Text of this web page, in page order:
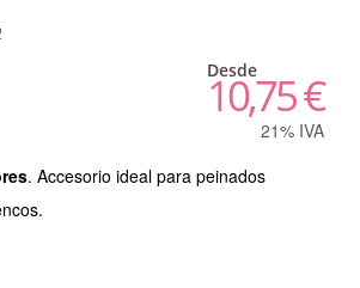
Desde
10,75 €
21% IVA
. Accesorio ideal para peinados